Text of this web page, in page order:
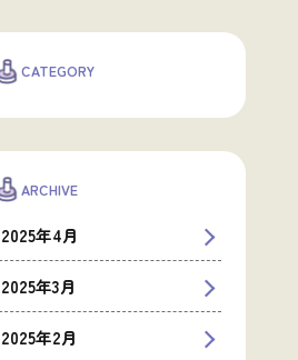
CATEGORY
ARCHIVE
2025年4月
2025年3月
2025年2月